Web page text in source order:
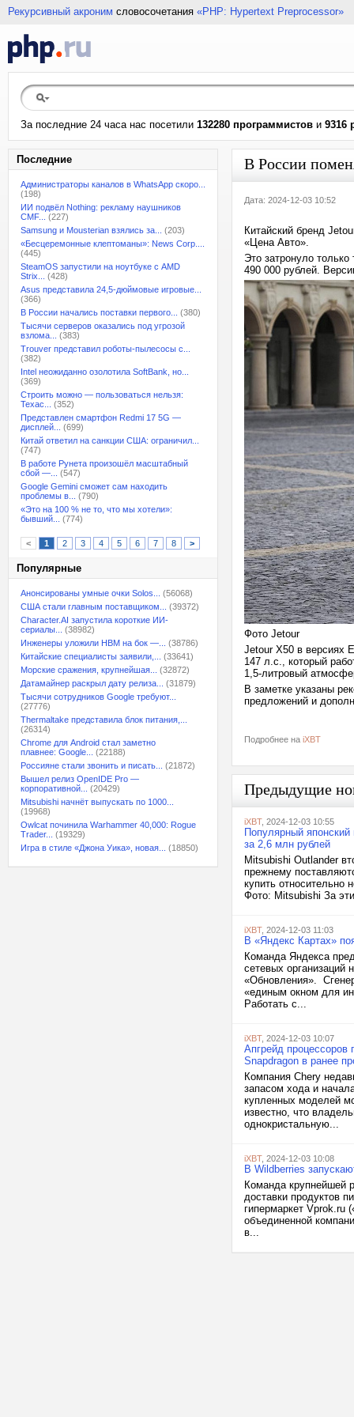
Рекурсивный акроним словосочетания «PHP: Hypertext Preprocessor»
За последние 24 часа нас посетили 132280 программистов и 9316
Последние
Администраторы каналов в WhatsApp скоро...
(198)
ИИ подвёл Nothing: рекламу наушников
CMF...
(227)
Samsung и Mousterian взялись за...
(203)
«Бесцеремонные клептоманы»: News Corp....
(445)
SteamOS запустили на ноутбуке с AMD
Strix...
(428)
Asus представила 24,5-дюймовые игровые...
(366)
В России начались поставки первого...
(380)
Тысячи серверов оказались под угрозой
взлома...
(383)
Trouver представил роботы-пылесосы с...
(382)
Intel неожиданно озолотила SoftBank, но...
(369)
Строить можно — пользоваться нельзя:
Техас...
(352)
Представлен смартфон Redmi 17 5G —
дисплей...
(699)
Китай ответил на санкции США: ограничил...
(747)
В работе Рунета произошёл масштабный
сбой —...
(547)
Google Gemini сможет сам находить
проблемы в...
(790)
«Это на 100 % не то, что мы хотели»:
бывший...
(774)
< 1 2 3 4 5 6 7 8 >
Популярные
Анонсированы умные очки Solos...
(56068)
США стали главным поставщиком...
(39372)
Character.AI запустила короткие ИИ-
сериалы...
(38982)
Инженеры уложили HBM на бок —...
(38786)
Китайские специалисты заявили,...
(33641)
Морские сражения, крупнейшая...
(32872)
Датамайнер раскрыл дату релиза...
(31879)
Тысячи сотрудников Google требуют...
(27776)
Thermaltake представила блок питания,...
(26314)
Chrome для Android стал заметно
плавнее: Google...
(22188)
Россияне стали звонить и писать...
(21872)
Вышел релиз OpenIDE Pro —
корпоративной...
(20429)
Mitsubishi начнёт выпускать по 1000...
(19968)
Owlcat починила Warhammer 40,000: Rogue
Trader...
(19329)
Игра в стиле «Джона Уика», новая...
(18850)
В России
Дата: 2024-12-03 10:52
Китайский бренд
«Цена Авто».
Это затронуло
490 000 рублей.
Фото Jetour
Jetour X50 в версиях
147 л.с., который
1,5-литровый
В заметке указаны
предложений и
Подробнее на iXBT
Предыдущие
iXBT, 2024-12-03 10:55
Популярный
за 2,6 млн рублей
Mitsubishi Outlander
прежнему
купить относительно
Фото: Mitsubishi За
iXBT, 2024-12-03 11:03
В «Яндекс Картах»
Команда Яндекса
сетевых организаций
«Обновления».
«единым окном для
Работать с...
iXBT, 2024-12-03 10:07
Апгрейд процессоров
Snapdragon в ранее
Компания Chery
запасом хода и
купленных моделей
известно, что
однокристальную...
iXBT, 2024-12-03 10:08
В Wildberries
Команда крупнейшей
доставки продуктов
гипермаркет Vprok.ru
объединенной
в...